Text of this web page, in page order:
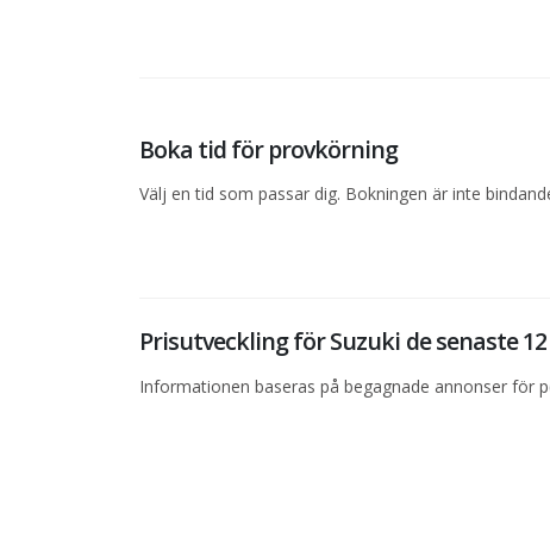
Boka tid för provkörning
Välj en tid som passar dig. Bokningen är inte
Prisutveckling för Suzuki de senaste
Informationen baseras på begagnade annonser för